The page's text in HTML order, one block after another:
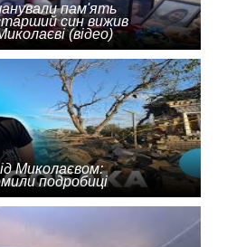
пам'ять
син вижив
(відео)
Миколаєвом:
подробиці